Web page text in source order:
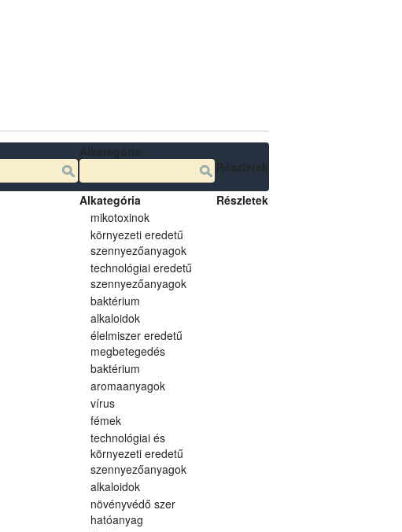
Alkategória
Részletek
mikotoxinok
környezeti eredetű
szennyezőanyagok
technológiai eredetű
szennyezőanyagok
baktérium
alkaloidok
élelmiszer eredetű
megbetegedés
baktérium
aromaanyagok
vírus
fémek
technológiai és
környezeti eredetű
szennyezőanyagok
alkaloidok
növényvédő szer
hatóanyag